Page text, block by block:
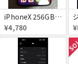
iPhoneX 256GB ▲softbank ジャンク スペースグレイ A1902 送料無料
¥4,780